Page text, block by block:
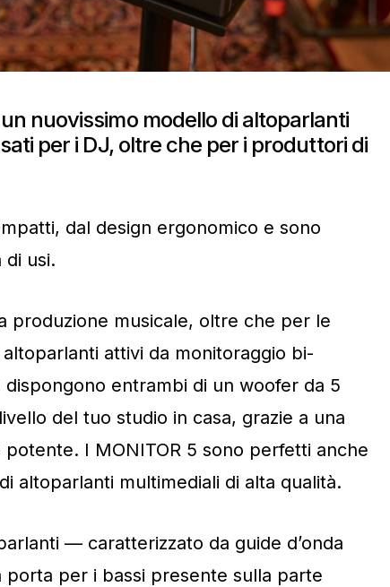
nuovissimo modello di altoparlanti
per i DJ, oltre che per i produttori di
dal design ergonomico e sono
di usi.
produzione musicale, oltre che per le
attivi da monitoraggio bi-
entrambi di un woofer da 5
del tuo studio in casa, grazie a una
I MONITOR 5 sono perfetti anche
altoparlanti multimediali di alta qualità.
— caratterizzato da guide d’onda
per i bassi presente sulla parte